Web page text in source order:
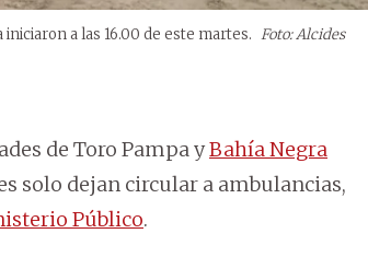
a las 16.00 de este martes. Foto: Alcides
de Toro Pampa yBahía Negra
solo dejan circular a ambulancias,
Público.